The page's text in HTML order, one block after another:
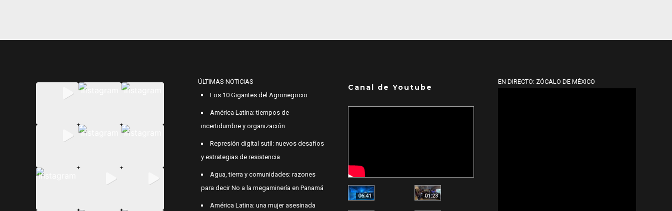
ÚLTIMAS NOTICIAS
Los 10 Gigantes del Agronegocio
América Latina: tiempos de
incertidumbre y organización
Represión digital sutil: nuevos desafíos
y estrategias de resistencia
Agua, tierra y comunidades: razones
para decir No a la megaminería en Panamá
América Latina: una mujer asesinada
Canal de Youtube
06:41 01:23
EN DIRECTO: ZÓCALO DE MÉXICO